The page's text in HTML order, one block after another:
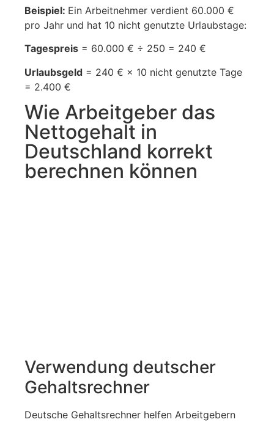
Beispiel: Ein Arbeitnehmer verdient 60.000 €
pro Jahr und hat 10 nicht genutzte Urlaubstage:
Tagespreis = 60.000 € ÷ 250 = 240 €
Urlaubsgeld = 240 € × 10 nicht genutzte Tage
= 2.400 €
Wie Arbeitgeber das
Nettogehalt in
Deutschland korrekt
berechnen können
Verwendung deutscher
Gehaltsrechner
Deutsche Gehaltsrechner helfen Arbeitgebern